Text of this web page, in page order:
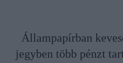
Állampapírban
jegyben több pénzt